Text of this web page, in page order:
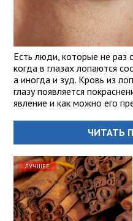
Есть люди, которые не раз
когда в глазах лопаются
а иногда и зуд. Кровь из
глазу появляется
явление и как можно его
ЧИТАТЬ
ЛУЧШЕЕ